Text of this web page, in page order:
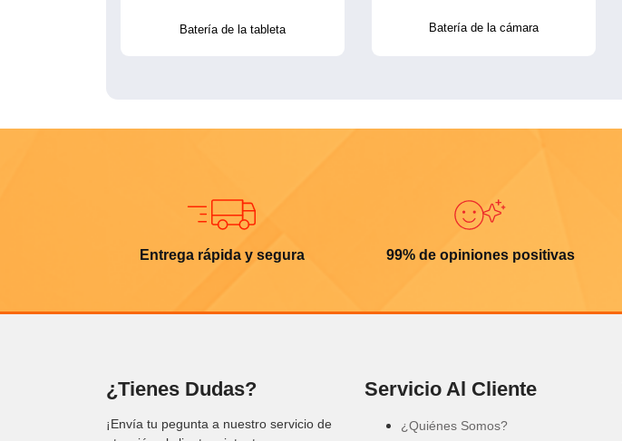
Batería de la tableta Batería de la cámara
Entrega rápida y segura 99% de opiniones positivas
¿Tienes Dudas?
¡Envía tu pegunta a nuestro servicio de
Servicio Al Cliente
¿Quiénes Somos?